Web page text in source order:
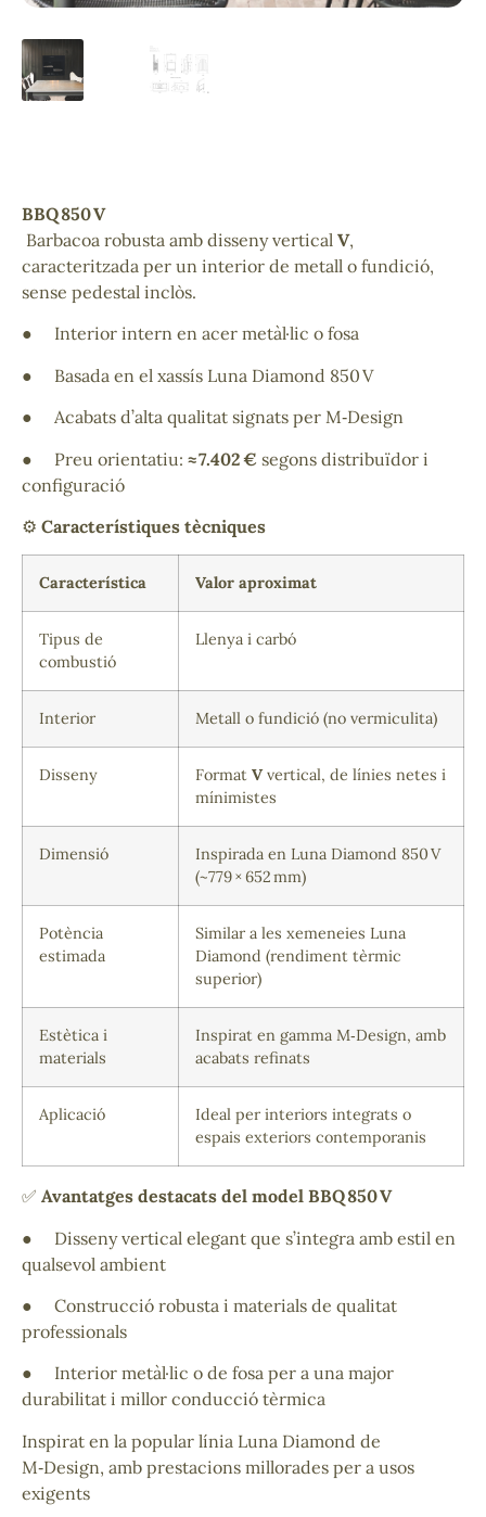
BBQ 850 V
Barbacoa robusta amb disseny vertical V,
caracteritzada per un interior de metall o fundició,
sense pedestal inclòs.
● Interior intern en acer metàl·lic o fosa
● Basada en el xassís Luna Diamond 850 V
● Acabats d’alta qualitat signats per M‑Design
● Preu orientatiu: ≈ 7.402 € segons distribuïdor i
configuració
⚙️ Característiques tècniques
Característica Valor aproximat
Tipus de
combustió
Llenya i carbó
Interior Metall o fundició (no vermiculita)
Disseny Format Vvertical, de línies netes i
mínimistes
Dimensió
Inspirada en Luna Diamond 850 V
(~779 × 652 mm)
Potència
estimada
Similar a les xemeneies Luna
Diamond (rendiment tèrmic
superior)
Estètica i
materials
Inspirat en gamma M‑Design, amb
acabats refinats
Aplicació
Ideal per interiors integrats o
espais exteriors contemporanis
✅ Avantatges destacats del model BBQ 850 V
● Disseny vertical elegant que s’integra amb estil en
qualsevol ambient
● Construcció robusta i materials de qualitat
professionals
● Interior metàl·lic o de fosa per a una major
durabilitat i millor conducció tèrmica
Inspirat en la popular línia Luna Diamond de
M‑Design, amb prestacions millorades per a usos
exigents